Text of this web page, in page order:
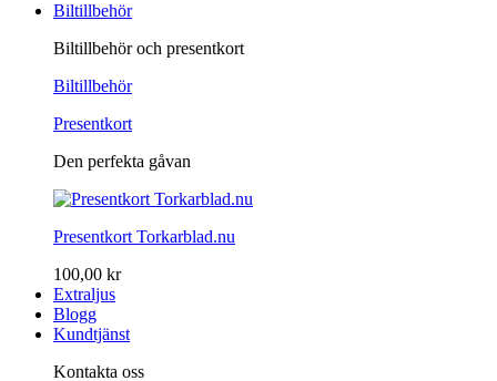
Biltillbehör
Biltillbehör och presentkort
Biltillbehör
Presentkort
Den perfekta gåvan
Presentkort Torkarblad.nu
100,00 kr
Extraljus
Blogg
Kundtjänst
Kontakta oss